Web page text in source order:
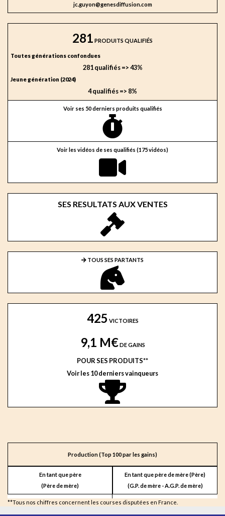
jc.guyon@genesdiffusion.com
281 PRODUITS QUALIFIÉS
Toutes générations confondues
281 qualifiés => 43%
Jeune génération (2024)
4 qualifiés => 8%
Voir ses 50 derniers produits qualifiés
Voir les vidéos de ses qualifiés (175 vidéos)
SES RESULTATS AUX VENTES
TOUS SES PARTANTS
425 VICTOIRES
9,1 M€DE GAINS
POUR SES PRODUITS**
Voir les 10 derniers vainqueurs
Production (Top 100 par les gains)
En tant que père
(Père de mère)
En tant que père de mère (Père)
(G.P. de mère - A.G.P. de mère)
**Tous nos chiffres concernent les courses disputées en France.